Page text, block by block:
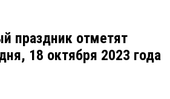
праздник отметят
18 октября 2023 года